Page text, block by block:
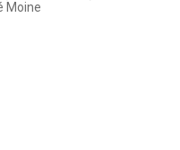
Moine